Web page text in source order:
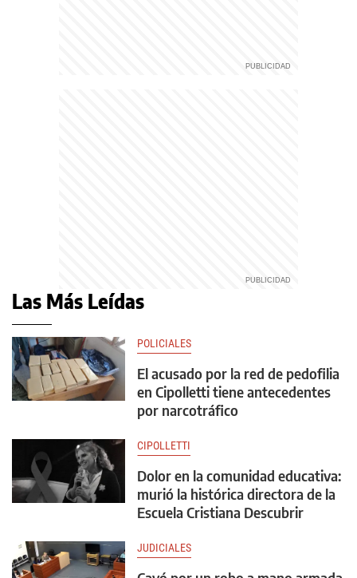
Las Más Leídas
POLICIALES
El acusado por la red de pedofilia
en Cipolletti tiene antecedentes
por narcotráfico
CIPOLLETTI
Dolor en la comunidad educativa:
murió la histórica directora de la
Escuela Cristiana Descubrir
JUDICIALES